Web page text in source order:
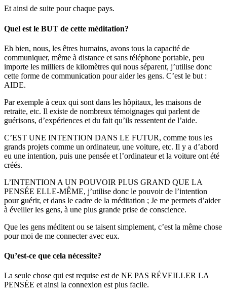
Et ainsi de suite pour chaque pays.
Quel est le BUT de cette méditation?
Eh bien, nous, les êtres humains, avons tous la capacité de
communiquer, même à distance et sans téléphone portable, peu
importe les milliers de kilomètres qui nous séparent, j’utilise donc
cette forme de communication pour aider les gens. C’est le but :
AIDE.
Par exemple à ceux qui sont dans les hôpitaux, les maisons de
retraite, etc. Il existe de nombreux témoignages qui parlent de
guérisons, d’expériences et du fait qu’ils ressentent de l’aide.
C’EST UNE INTENTION DANS LE FUTUR, comme tous les
grands projets comme un ordinateur, une voiture, etc. Il y a d’abord
eu une intention, puis une pensée et l’ordinateur et la voiture ont été
créés.
L’INTENTION A UN POUVOIR PLUS GRAND QUE LA
PENSÉE ELLE-MÊME, j’utilise donc le pouvoir de l’intention
pour guérir, et dans le cadre de la méditation ; Je me permets d’aider
à éveiller les gens, à une plus grande prise de conscience.
Que les gens méditent ou se taisent simplement, c’est la même chose
pour moi de me connecter avec eux.
Qu’est-ce que cela nécessite?
La seule chose qui est requise est de NE PAS RÉVEILLER LA
PENSÉE et ainsi la connexion est plus facile.